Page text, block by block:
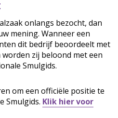
onlangs bezocht, dan
mening. Wanneer een
dit bedrijf beoordeelt met
zij beloond met een
Smulgids.
om een officiële positie te
Smulgids. Klik hier voor